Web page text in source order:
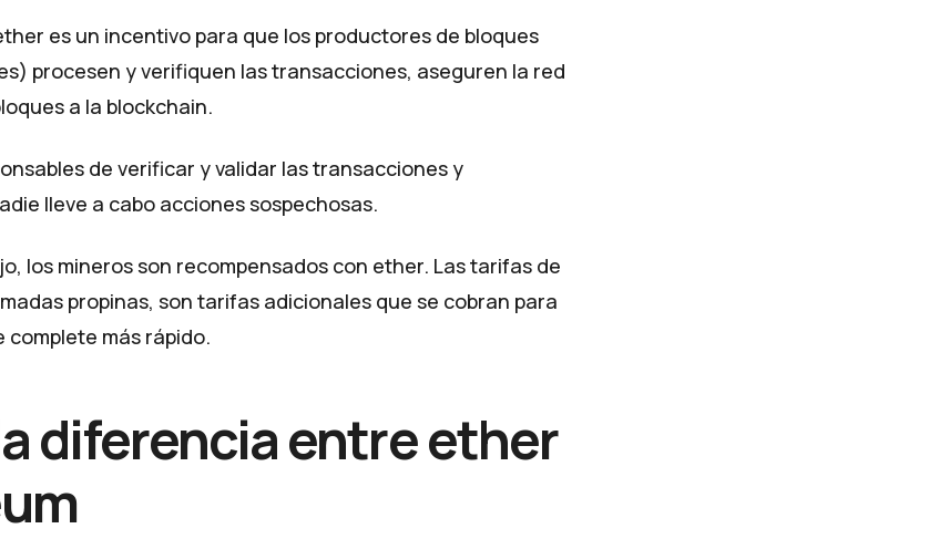
es un incentivo para que los productores de bloques
procesen y verifiquen las transacciones, aseguren la red
a la blockchain.
de verificar y validar las transacciones y
lleve a cabo acciones sospechosas.
los mineros son recompensados ​​con ether. Las tarifas de
propinas, son tarifas adicionales que se cobran para
más rápido.
diferencia entre ether